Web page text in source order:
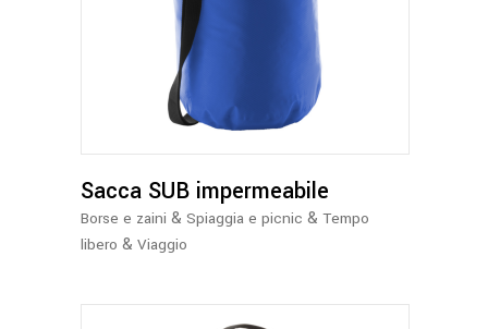
varianti.
Le
opzioni
possono
essere
Sacca SUB impermeabile
Borse e zaini & Spiaggia e picnic & Tempo
libero & Viaggio